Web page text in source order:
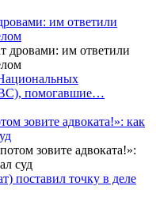
им ответили
помогавшие…
зовите адвоката!»: как
поставил точку в деле